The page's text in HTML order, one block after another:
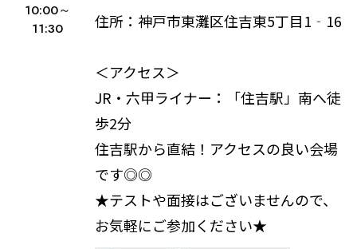
10:00～
11:30
住所：神戸市東灘区住吉東5丁目1‐16
＜アクセス＞
JR・六甲ライナー：「住吉駅」南へ徒
歩2分
住吉駅から直結！アクセスの良い会場
です◎◎
★テストや面接はございませんので、
お気軽にご参加ください★